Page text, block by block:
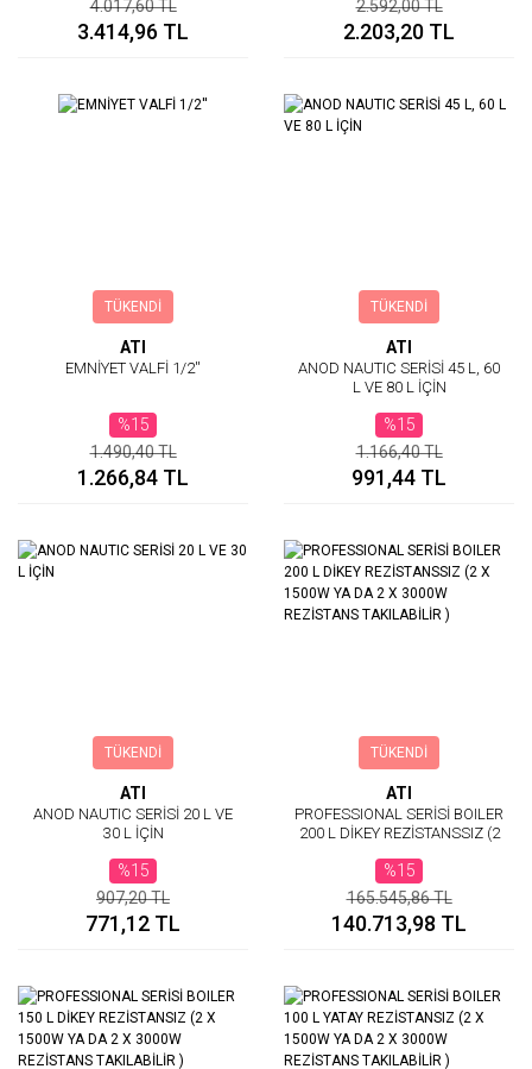
3.414,96 TL
4.017,60 TL
2.203,20 TL
2.592,00 TL
TÜKENDİ
ATI
EMNİYET VALFİ 1/2''
%15
1.266,84 TL
1.490,40 TL
TÜKENDİ
ATI
ANOD NAUTIC SERİSİ 45 L, 60
L VE 80 L İÇİN
%15
991,44 TL
1.166,40 TL
TÜKENDİ
ATI
ANOD NAUTIC SERİSİ 20 L VE
30 L İÇİN
%15
771,12 TL
907,20 TL
TÜKENDİ
ATI
PROFESSIONAL SERİSİ BOILER
200 L DİKEY REZİSTANSSIZ (2
REZİSTANS TAKILABİLİR )
%15
140.713,98 TL
165.545,86 TL